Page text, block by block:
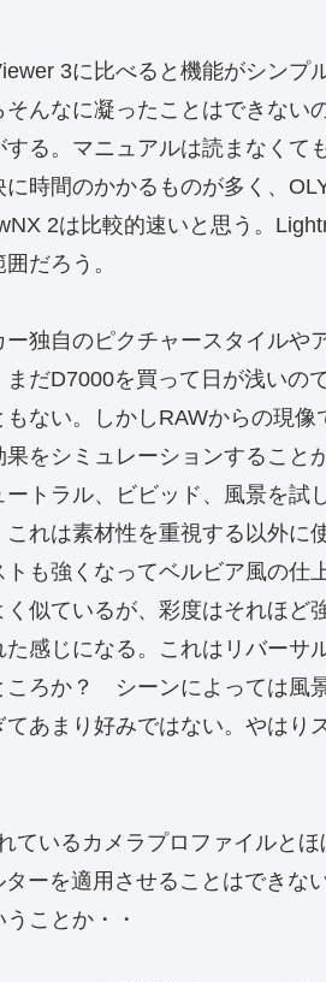
3に比べると機能がシンプ
んなに凝ったことはできない
る。マニュアルは読まなくて
時間のかかるものが多く、
2は比較的速いと思う。
だろう。
独自のピクチャースタイルや
だD7000を買って日が浅いの
ない。しかしRAWからの現像
をシミュレーションすること
トラル、ビビッド、風景を試
れは素材性を重視する以外に
も強くなってベルビア風の仕
似ているが、彩度はそれほど
感じになる。これはリバーサ
ろか？ シーンによっては風
あまり好みではない。やはり
ているカメラプロファイルと
ーを適用させることはできな
ことか・・